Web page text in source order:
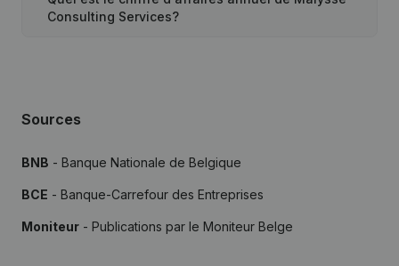
Consulting Services?
Sources
BNB - Banque Nationale de Belgique
BCE - Banque-Carrefour des Entreprises
Moniteur - Publications par le Moniteur Belge